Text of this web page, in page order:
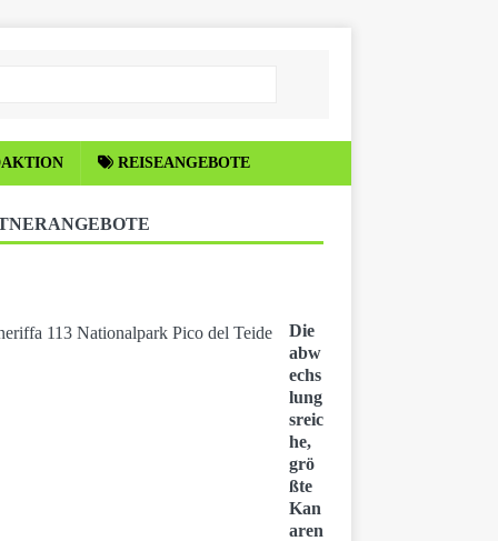
REISEANGEBOTE
Die
abw
echs
lung
sreic
he,
grö
ßte
Kan
aren